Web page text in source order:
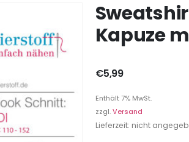
Kapuze
€5,99
Enthält 7% MwSt.
zzgl.Versand
Lieferzeit: nicht